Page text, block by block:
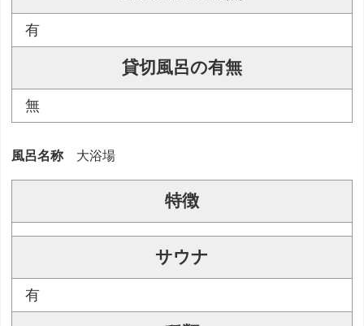
有
貸切風呂の有無
無
風呂名称 大浴場
特徴
サウナ
有